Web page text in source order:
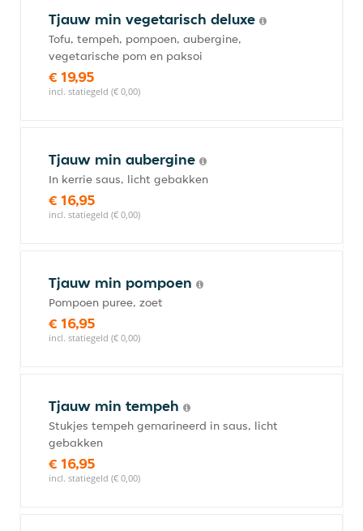
Tjauw min vegetarisch deluxe
Tofu, tempeh, pompoen, aubergine,
vegetarische pom en paksoi
€ 19,95
incl. statiegeld (€ 0,00)
Tjauw min aubergine
In kerrie saus, licht gebakken
€ 16,95
incl. statiegeld (€ 0,00)
Tjauw min pompoen
Pompoen puree, zoet
€ 16,95
incl. statiegeld (€ 0,00)
Tjauw min tempeh
Stukjes tempeh gemarineerd in saus, licht
gebakken
€ 16,95
incl. statiegeld (€ 0,00)